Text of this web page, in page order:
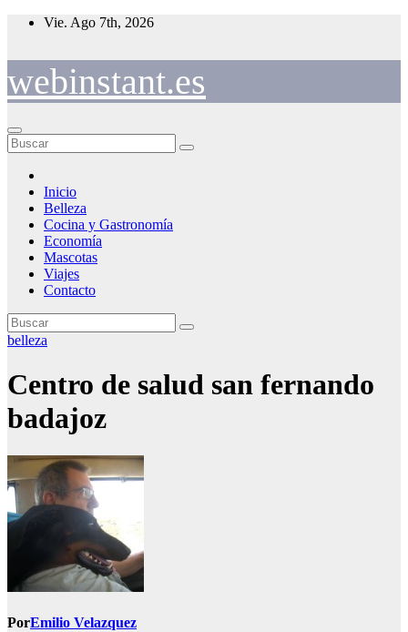
Saltar
Vie. Ago 7th, 2026
webinstant.es
Inicio
Belleza
Cocina y Gastronomía
Economía
Mascotas
Viajes
Contacto
belleza
Centro de salud san fernando
badajoz
PorEmilio Velazquez